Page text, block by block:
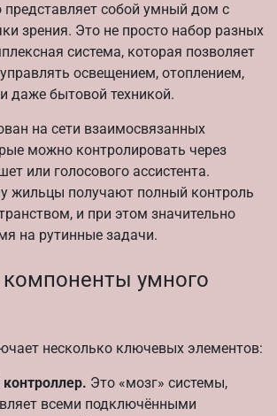
представляет собой умный дом с
зрения. Это не просто набор разных
система, которая позволяет
освещением, отоплением,
даже бытовой техникой.
на сети взаимосвязанных
можно контролировать через
или голосового ассистента.
жильцы получают полный контроль
и при этом значительно
на рутинные задачи.
умного
несколько ключевых элементов:
Это «мозг» системы,
всеми подключёнными